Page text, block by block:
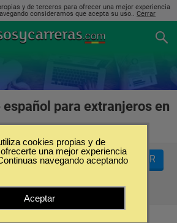
y de terceros para ofrecer una mejor experiencia
consideramos que acepta su uso.. Cerrar
para extranjeros en
FILTRAR
cookies propias y de
una mejor experiencia
navegando aceptando
Aceptar